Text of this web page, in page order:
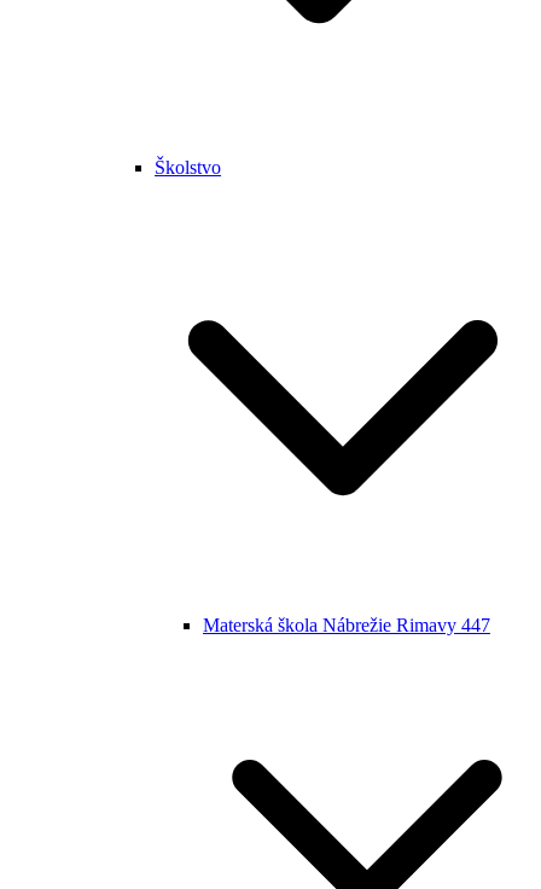
Školstvo
Materská škola Nábrežie Rimavy 447